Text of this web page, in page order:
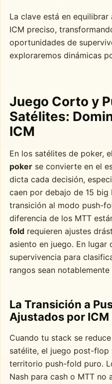
La clave está en
ICM preciso,
oportunidades de
exploraremos dinámicas
Juego Corto y
Satélites:
ICM
En los satélites de poker, el
poker se convierte en el
dicta cada decisión,
caen por debajo de 15 big
transición al modo push-
diferencia de los MTT
fold requieren ajustes
asiento en juego. En lugar
supervivencia para
rangos sean
La Transición a
Ajustados por ICM
Cuando tu stack se
satélite, el juego post-flop
territorio push-fold puro.
Nash para cash o MTT no